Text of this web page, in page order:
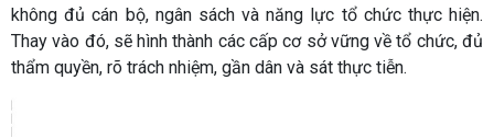
không đủ cán bộ, ngân sách và năng lực tổ chức thực hiện.
Thay vào đó, sẽ hình thành các cấp cơ sở vững về tổ chức, đủ
thẩm quyền, rõ trách nhiệm, gần dân và sát thực tiễn.